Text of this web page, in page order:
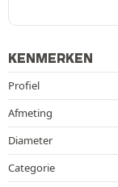
KENMERKEN
Profiel
Afmeting
Diameter
Categorie